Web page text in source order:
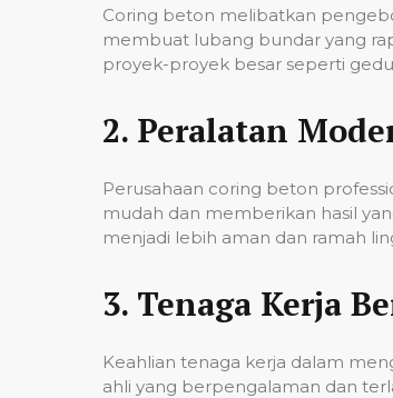
Coring beton melibatkan
membuat lubang bundar yang
proyek-proyek besar seperti
2. Peralatan
Perusahaan coring beton
mudah dan memberikan hasil
menjadi lebih aman dan ramah
3. Tenaga Kerja
Keahlian tenaga kerja dalam
ahli yang berpengalaman dan